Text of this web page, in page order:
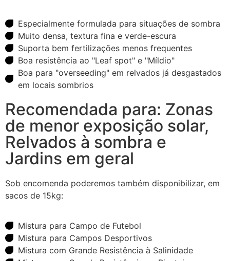
Especialmente formulada para situações de sombra
Muito densa, textura fina e verde-escura
Suporta bem fertilizações menos frequentes
Boa resistência ao "Leaf spot" e "Míldio"
Boa para "overseeding" em relvados já desgastados
em locais sombrios
Recomendada para: Zonas
de menor exposição solar,
Relvados à sombra e
Jardins em geral
Sob encomenda poderemos também disponibilizar, em
sacos de 15kg:
Mistura para Campo de Futebol
Mistura para Campos Desportivos
Mistura com Grande Resistência à Salinidade